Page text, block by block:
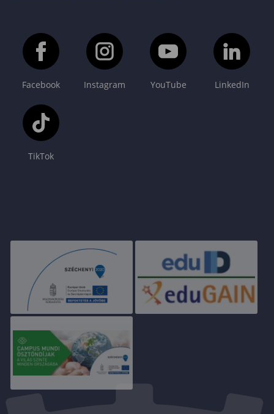
Facebook Instagram YouTube LinkedIn
TikTok